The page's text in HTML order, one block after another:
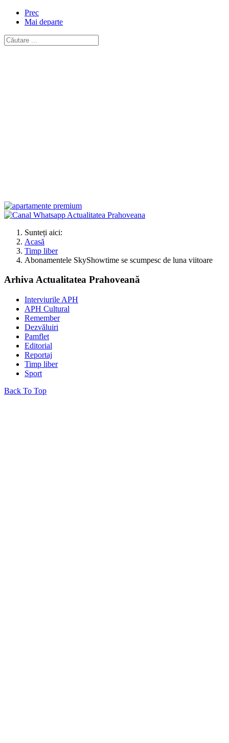
Prec
Mai departe
Sunteți aici:
Acasă
Timp liber
Abonamentele SkyShowtime se scumpesc de luna viitoare
Arhiva Actualitatea Prahoveană
Interviurile APH
APH Cultural
Remember
Dezvăluiri
Pamflet
Editorial
Reportaj
Timp liber
Sport
Back To Top